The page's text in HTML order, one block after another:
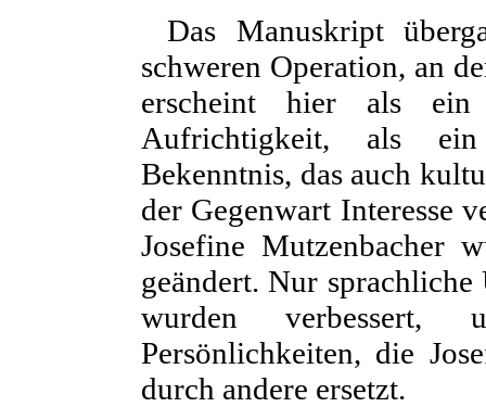
Das Manuskript
schweren Operation, an
erscheint hier als ein
Aufrichtigkeit, als
Bekenntnis, das auch
der Gegenwart Interesse
Josefine Mutzenbacher
geändert. Nur
wurden verbessert,
Persönlichkeiten, die
durch andere ersetzt.